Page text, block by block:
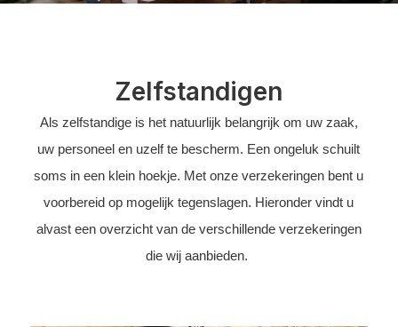
Zelfstandigen
Als zelfstandige is het natuurlijk belangrijk om uw zaak,
uw personeel en uzelf te bescherm. Een ongeluk schuilt
soms in een klein hoekje. Met onze verzekeringen bent u
voorbereid op mogelijk tegenslagen. Hieronder vindt u
alvast een overzicht van de verschillende verzekeringen
die wij aanbieden.